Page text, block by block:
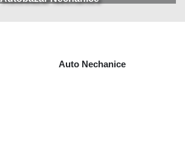
Auto Nechanice